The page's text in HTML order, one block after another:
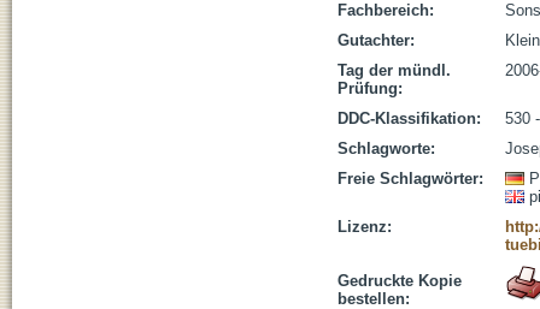
Fachbereich:
Gutachter:
Tag der mündl.
Prüfung:
DDC-Klassifikation:
530
Schlagworte:
Freie Schlagwörter:
Lizenz:
Gedruckte Kopie
bestellen: